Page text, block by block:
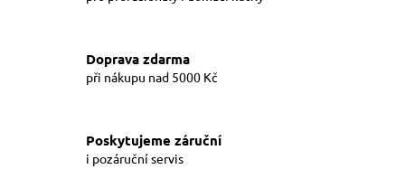
y
p
i
Doprava zdarma
při nákupu nad 5000 Kč
Poskytujeme záruční
i pozáruční servis